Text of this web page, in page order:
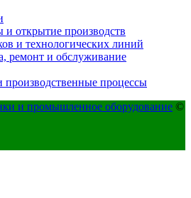
и открытие производств
и технологических линий
ремонт и обслуживание
производственные процессы
и промышленное оборудование ©